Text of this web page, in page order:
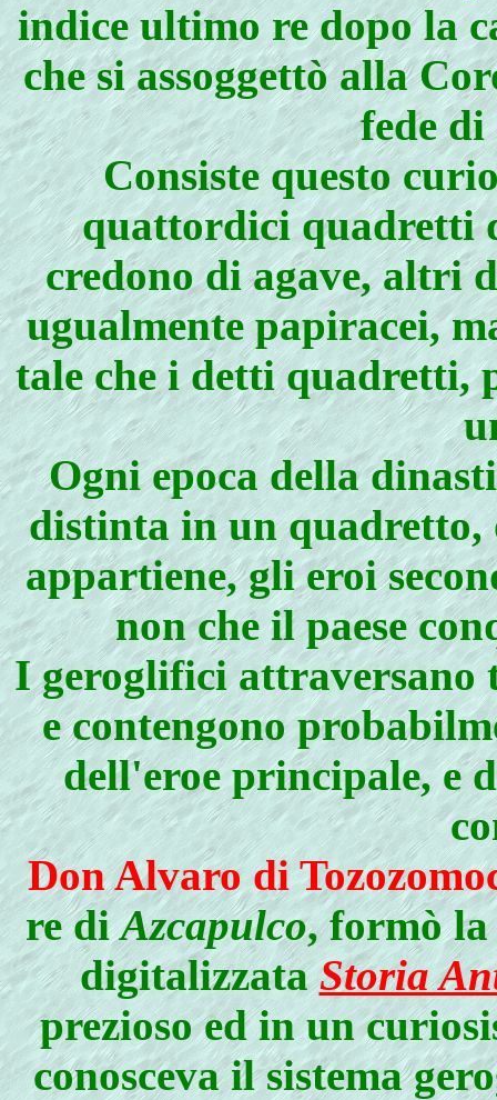
indice ultimo re dopo la
che si assoggettò alla
fede di
Consiste questo
quattordici quadretti
credono di agave, altri
ugualmente papiracei,
tale che i detti quadretti,
Ogni epoca della
distinta in un quadretto,
appartiene, gli eroi
non che il paese
I geroglifici
e contengono
dell'eroe principale, e
Don Alvaro di
re diAzcapulco, formò la
digitalizzataStoria
prezioso ed in un
conosceva il sistema